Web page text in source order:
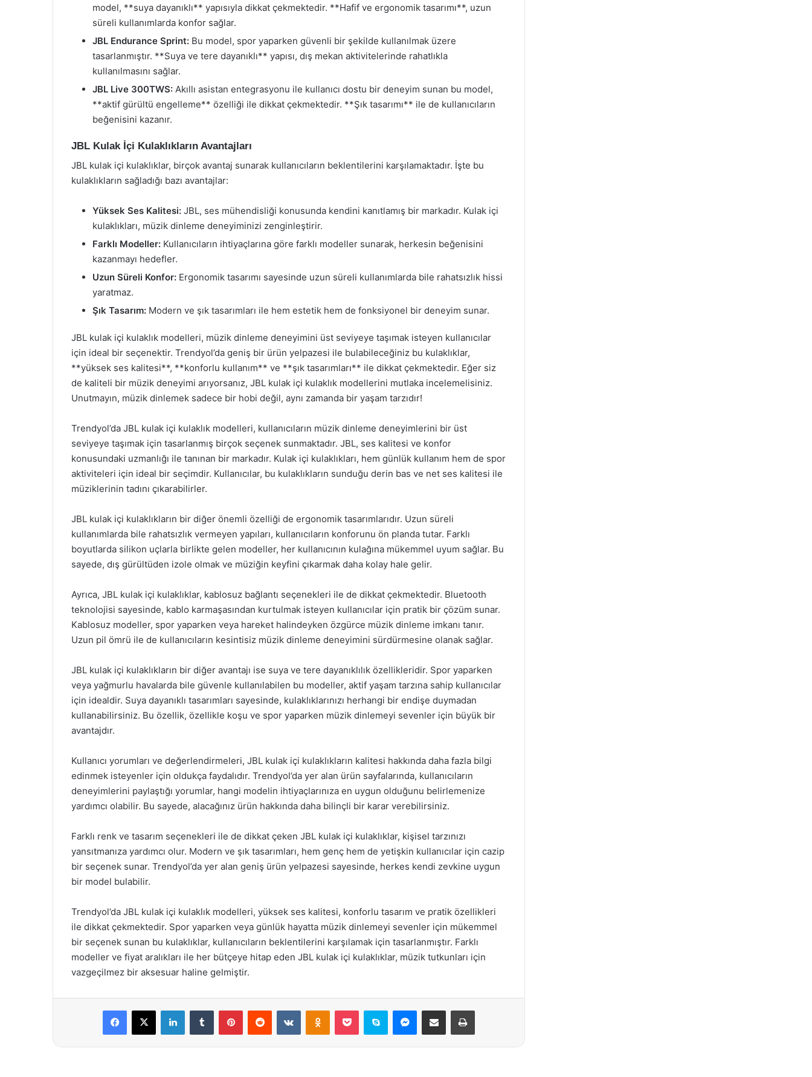
model, **suya dayanıklı** yapısıyla dikkat çekmektedir. **Hafif ve ergonomik tasarımı**, uzun
süreli kullanımlarda konfor sağlar.
JBL Endurance Sprint: Bu model, spor yaparken güvenli bir şekilde kullanılmak üzere
tasarlanmıştır. **Suya ve tere dayanıklı** yapısı, dış mekan aktivitelerinde rahatlıkla
kullanılmasını sağlar.
JBL Live 300TWS: Akıllı asistan entegrasyonu ile kullanıcı dostu bir deneyim sunan bu model,
**aktif gürültü engelleme** özelliği ile dikkat çekmektedir. **Şık tasarımı** ile de kullanıcıların
beğenisini kazanır.
JBL Kulak İçi Kulaklıkların Avantajları
JBL kulak içi kulaklıklar, birçok avantaj sunarak kullanıcıların beklentilerini karşılamaktadır. İşte bu
kulaklıkların sağladığı bazı avantajlar:
Yüksek Ses Kalitesi: JBL, ses mühendisliği konusunda kendini kanıtlamış bir markadır. Kulak içi
kulaklıkları, müzik dinleme deneyiminizi zenginleştirir.
Farklı Modeller: Kullanıcıların ihtiyaçlarına göre farklı modeller sunarak, herkesin beğenisini
kazanmayı hedefler.
Uzun Süreli Konfor: Ergonomik tasarımı sayesinde uzun süreli kullanımlarda bile rahatsızlık hissi
yaratmaz.
Şık Tasarım: Modern ve şık tasarımları ile hem estetik hem de fonksiyonel bir deneyim sunar.
JBL kulak içi kulaklık modelleri, müzik dinleme deneyimini üst seviyeye taşımak isteyen kullanıcılar
için ideal bir seçenektir. Trendyol’da geniş bir ürün yelpazesi ile bulabileceğiniz bu kulaklıklar,
**yüksek ses kalitesi**, **konforlu kullanım** ve **şık tasarımları** ile dikkat çekmektedir. Eğer siz
de kaliteli bir müzik deneyimi arıyorsanız, JBL kulak içi kulaklık modellerini mutlaka incelemelisiniz.
Unutmayın, müzik dinlemek sadece bir hobi değil, aynı zamanda bir yaşam tarzıdır!
Trendyol’da JBL kulak içi kulaklık modelleri, kullanıcıların müzik dinleme deneyimlerini bir üst
seviyeye taşımak için tasarlanmış birçok seçenek sunmaktadır. JBL, ses kalitesi ve konfor
konusundaki uzmanlığı ile tanınan bir markadır. Kulak içi kulaklıkları, hem günlük kullanım hem de spor
aktiviteleri için ideal bir seçimdir. Kullanıcılar, bu kulaklıkların sunduğu derin bas ve net ses kalitesi ile
müziklerinin tadını çıkarabilirler.
JBL kulak içi kulaklıkların bir diğer önemli özelliği de ergonomik tasarımlarıdır. Uzun süreli
kullanımlarda bile rahatsızlık vermeyen yapıları, kullanıcıların konforunu ön planda tutar. Farklı
boyutlarda silikon uçlarla birlikte gelen modeller, her kullanıcının kulağına mükemmel uyum sağlar. Bu
sayede, dış gürültüden izole olmak ve müziğin keyfini çıkarmak daha kolay hale gelir.
Ayrıca, JBL kulak içi kulaklıklar, kablosuz bağlantı seçenekleri ile de dikkat çekmektedir. Bluetooth
teknolojisi sayesinde, kablo karmaşasından kurtulmak isteyen kullanıcılar için pratik bir çözüm sunar.
Kablosuz modeller, spor yaparken veya hareket halindeyken özgürce müzik dinleme imkanı tanır.
Uzun pil ömrü ile de kullanıcıların kesintisiz müzik dinleme deneyimini sürdürmesine olanak sağlar.
JBL kulak içi kulaklıkların bir diğer avantajı ise suya ve tere dayanıklılık özellikleridir. Spor yaparken
veya yağmurlu havalarda bile güvenle kullanılabilen bu modeller, aktif yaşam tarzına sahip kullanıcılar
için idealdir. Suya dayanıklı tasarımları sayesinde, kulaklıklarınızı herhangi bir endişe duymadan
kullanabilirsiniz. Bu özellik, özellikle koşu ve spor yaparken müzik dinlemeyi sevenler için büyük bir
avantajdır.
Kullanıcı yorumları ve değerlendirmeleri, JBL kulak içi kulaklıkların kalitesi hakkında daha fazla bilgi
edinmek isteyenler için oldukça faydalıdır. Trendyol’da yer alan ürün sayfalarında, kullanıcıların
deneyimlerini paylaştığı yorumlar, hangi modelin ihtiyaçlarınıza en uygun olduğunu belirlemenize
yardımcı olabilir. Bu sayede, alacağınız ürün hakkında daha bilinçli bir karar verebilirsiniz.
Farklı renk ve tasarım seçenekleri ile de dikkat çeken JBL kulak içi kulaklıklar, kişisel tarzınızı
yansıtmanıza yardımcı olur. Modern ve şık tasarımları, hem genç hem de yetişkin kullanıcılar için cazip
bir seçenek sunar. Trendyol’da yer alan geniş ürün yelpazesi sayesinde, herkes kendi zevkine uygun
bir model bulabilir.
Trendyol’da JBL kulak içi kulaklık modelleri, yüksek ses kalitesi, konforlu tasarım ve pratik özellikleri
ile dikkat çekmektedir. Spor yaparken veya günlük hayatta müzik dinlemeyi sevenler için mükemmel
bir seçenek sunan bu kulaklıklar, kullanıcıların beklentilerini karşılamak için tasarlanmıştır. Farklı
modeller ve fiyat aralıkları ile her bütçeye hitap eden JBL kulak içi kulaklıklar, müzik tutkunları için
vazgeçilmez bir aksesuar haline gelmiştir.
Facebook
X LinkedInTumblr PinterestReddit VKontakteOdnoklassniki
Pocket Skype Messenger
E-Posta ile paylaş Yazdır